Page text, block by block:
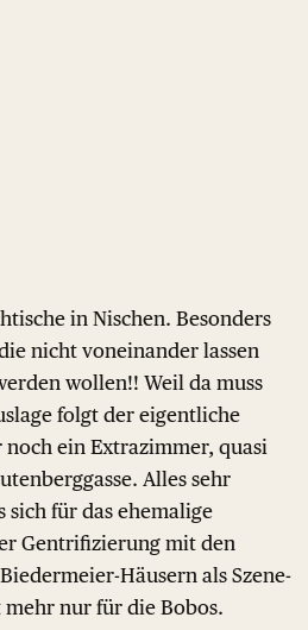
in Nischen. Besonders
nicht voneinander lassen
wollen!! Weil da muss
folgt der eigentliche
ein Extrazimmer, quasi
Alles sehr
sich für das ehemalige
Gentrifizierung mit den
Häusern als Szene-
nur für die Bobos.